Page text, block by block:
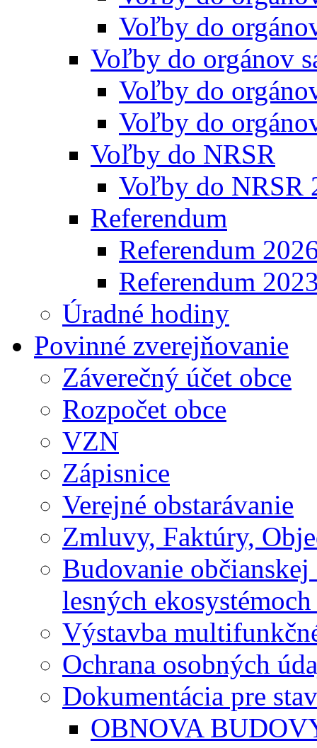
Voľby do
Voľby do orgánov
Voľby do
Voľby do
Voľby do NRSR
Voľby do NRSR
Referendum
Referendum
Referendum
Úradné hodiny
Povinné zverejňovanie
Záverečný účet obce
Rozpočet obce
VZN
Zápisnice
Verejné obstarávanie
Zmluvy, Faktúry,
Budovanie
lesných
Výstavba
Ochrana osobných
Dokumentácia pre
OBNOVA